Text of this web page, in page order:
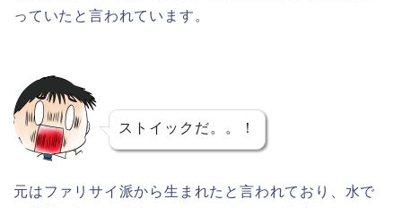
っていたと言われています。
ストイックだ。。！
元はファリサイ派から生まれたと言われており、 水で